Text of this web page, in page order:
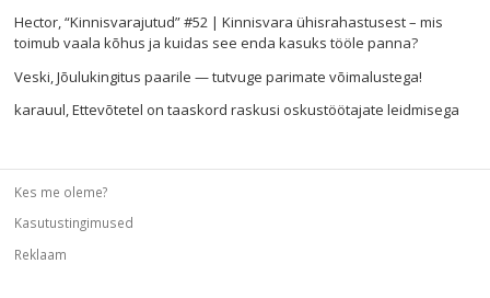
Hector,“Kinnisvarajutud” #52 | Kinnisvara ühisrahastusest – mis
toimub vaala kõhus ja kuidas see enda kasuks tööle panna?
Veski,Jõulukingitus paarile — tutvuge parimate võimalustega!
karauul,Ettevõtetel on taaskord raskusi oskustöötajate leidmisega
Kes me oleme?
Kasutustingimused
Reklaam